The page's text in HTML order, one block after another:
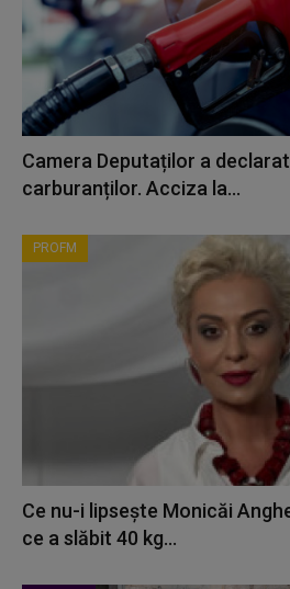
Camera Deputaților a
carburanților. Acciza la...
PROFM
Ce nu-i lipsește Monicăi
ce a slăbit 40 kg...